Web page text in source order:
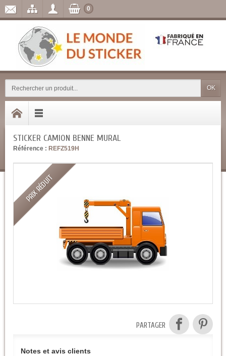
OK
0
STICKER CAMION BENNE MURAL
Référence : REFZ519H
PRIX RÉDUIT
PARTAGER
Notes et avis clients